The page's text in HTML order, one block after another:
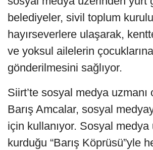
belediyeler, sivil toplum
hayırseverlere ulaşarak,
ve yoksul ailelerin
gönderilmesini sağlıyor.
Siirt’te sosyal medya uzmanı
Barış Amcalar, sosyal
için kullanıyor. Sosyal medya
kurduğu “Barış Köprüsü”yle